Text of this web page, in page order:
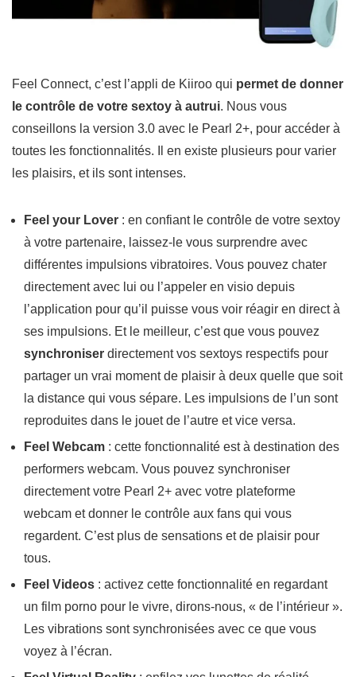
Feel Connect, c’est l’appli de Kiiroo qui permet de donner
le contrôle de votre sextoy à autrui. Nous vous
conseillons la version 3.0 avec le Pearl 2+, pour accéder à
toutes les fonctionnalités. Il en existe plusieurs pour varier
les plaisirs, et ils sont intenses.
Feel your Lover : en confiant le contrôle de votre sextoy
à votre partenaire, laissez-le vous surprendre avec
différentes impulsions vibratoires. Vous pouvez chater
directement avec lui ou l’appeler en visio depuis
l’application pour qu’il puisse vous voir réagir en direct à
ses impulsions. Et le meilleur, c’est que vous pouvez
synchroniser directement vos sextoys respectifs pour
partager un vrai moment de plaisir à deux quelle que soit
la distance qui vous sépare. Les impulsions de l’un sont
reproduites dans le jouet de l’autre et vice versa.
Feel Webcam : cette fonctionnalité est à destination des
performers webcam. Vous pouvez synchroniser
directement votre Pearl 2+ avec votre plateforme
webcam et donner le contrôle aux fans qui vous
regardent. C’est plus de sensations et de plaisir pour
tous.
Feel Videos : activez cette fonctionnalité en regardant
un film porno pour le vivre, dirons-nous, « de l’intérieur ».
Les vibrations sont synchronisées avec ce que vous
voyez à l’écran.